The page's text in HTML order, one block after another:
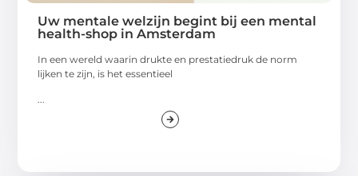
Uw mentale welzijn begint bij een mental
health-shop in Amsterdam
In een wereld waarin drukte en prestatiedruk de norm
lijken te zijn, is het essentieel